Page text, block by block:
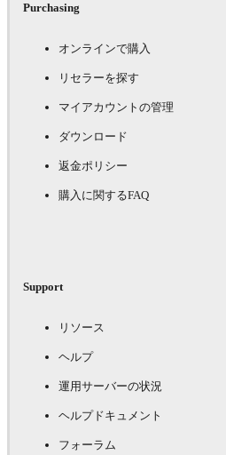
Purchasing
オンラインで購入
リセラーを探す
マイアカウントの管理
ダウンロード
返金ポリシー
購入に関するFAQ
Support
リソース
ヘルプ
運用サーバーの状況
ヘルプドキュメント
フォーラム